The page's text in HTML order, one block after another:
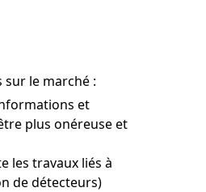
le marché :
et
plus onéreuse et
les travaux liés à
de détecteurs)